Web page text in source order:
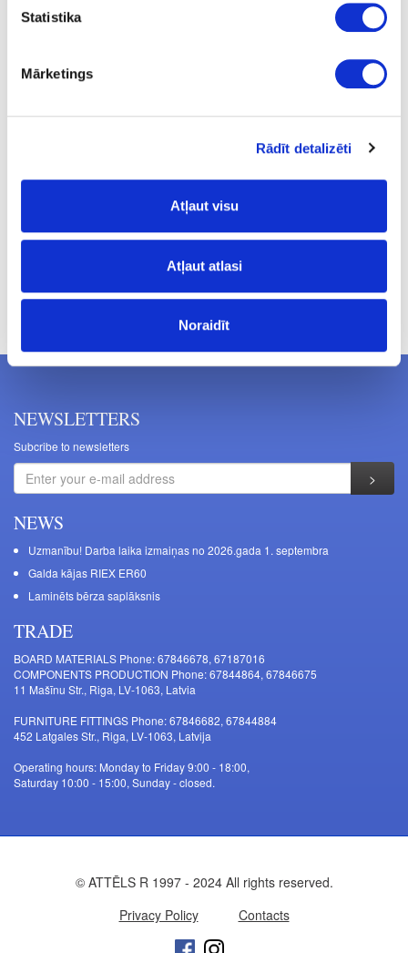
Statistika
Mārketings
Rādīt detalizēti
Atļaut visu
Atļaut atlasi
Noraidīt
35-14.09.217-8
satin chrome
4.76
Prices excluding VAT. The indicated prices may be changed
NEWSLETTERS
Subcribe to newsletters
NEWS
Uzmanību! Darba laika izmaiņas no 2026.gada 1. septembra
Galda kājas RIEX ER60
Laminēts bērza saplāksnis
TRADE
BOARD MATERIALS Phone: 67846678, 67187016
COMPONENTS PRODUCTION Phone: 67844864, 67846675
11 Mašīnu Str., Riga, LV-1063, Latvia
FURNITURE FITTINGS Phone: 67846682, 67844884
452 Latgales Str., Riga, LV-1063, Latvija
Operating hours: Monday to Friday 9:00 - 18:00,
Saturday 10:00 - 15:00, Sunday - closed.
© ATTĒLS R 1997 - 2024 All rights reserved.
Privacy Policy
Contacts